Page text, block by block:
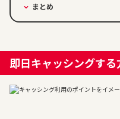
まとめ
即日キャッシングする